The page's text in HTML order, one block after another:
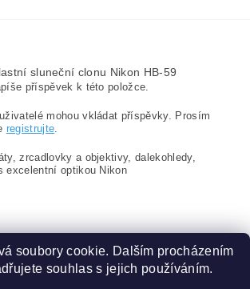
sluneční clonu Nikon HB-59
příspěvek k této položce.
mohou vkládat příspěvky. Prosím
registrujte
zrcadlovky a objektivy, dalekohledy,
excelentní optikou Nikon
Zboží.cz | Heureka.cz
soubory cookie. Dalším procházením
souhlas s jejich používáním.